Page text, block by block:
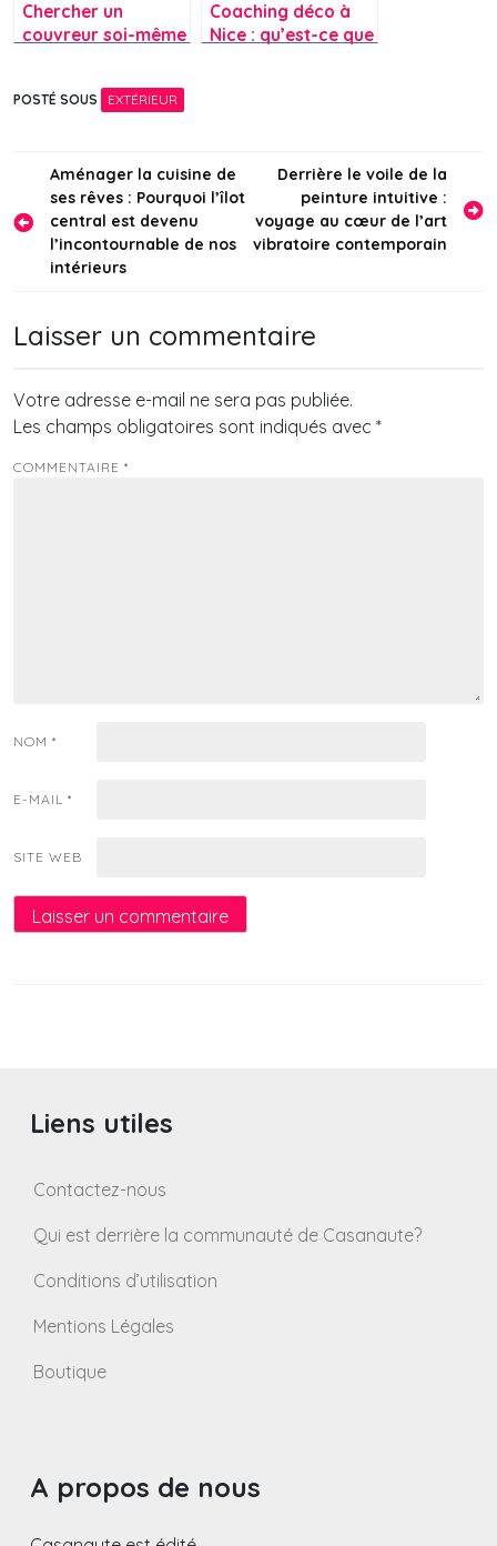
Chercher un
couvreur soi-même
l’expérience révèle
Coaching déco à
Nice : qu’est-ce que
POSTÉ SOUS EXTÉRIEUR
Navigation
de
l’article
Aménager la cuisine de
ses rêves : Pourquoi l’îlot
central est devenu
l’incontournable de nos
intérieurs
Derrière le voile de la
peinture intuitive :
voyage au cœur de l’art
vibratoire contemporain
Laisser un commentaire
Votre adresse e-mail ne sera pas publiée.
Les champs obligatoires sont indiqués avec *
COMMENTAIRE *
NOM *
E-MAIL *
SITE WEB
Liens utiles
Contactez-nous
Qui est derrière la communauté de Casanaute?
Conditions d’utilisation
Mentions Légales
Boutique
A propos de nous